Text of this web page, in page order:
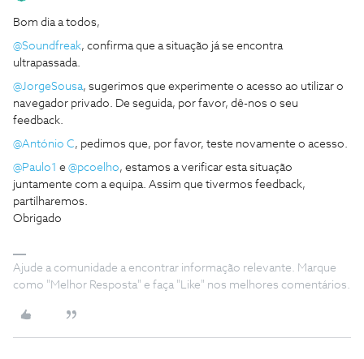
Bom dia a todos,
@Soundfreak, confirma que a situação já se encontra
ultrapassada.
@JorgeSousa, sugerimos que experimente o acesso ao utilizar o
navegador privado. De seguida, por favor, dê-nos o seu
feedback.
@António C, pedimos que, por favor, teste novamente o acesso.
@Paulo1 e @pcoelho, estamos a verificar esta situação
juntamente com a equipa. Assim que tivermos feedback,
partilharemos.
Obrigado
Ajude a comunidade a encontrar informação relevante. Marque
como "Melhor Resposta" e faça "Like" nos melhores comentários.